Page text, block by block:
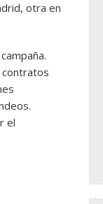
otra en
contratos
el